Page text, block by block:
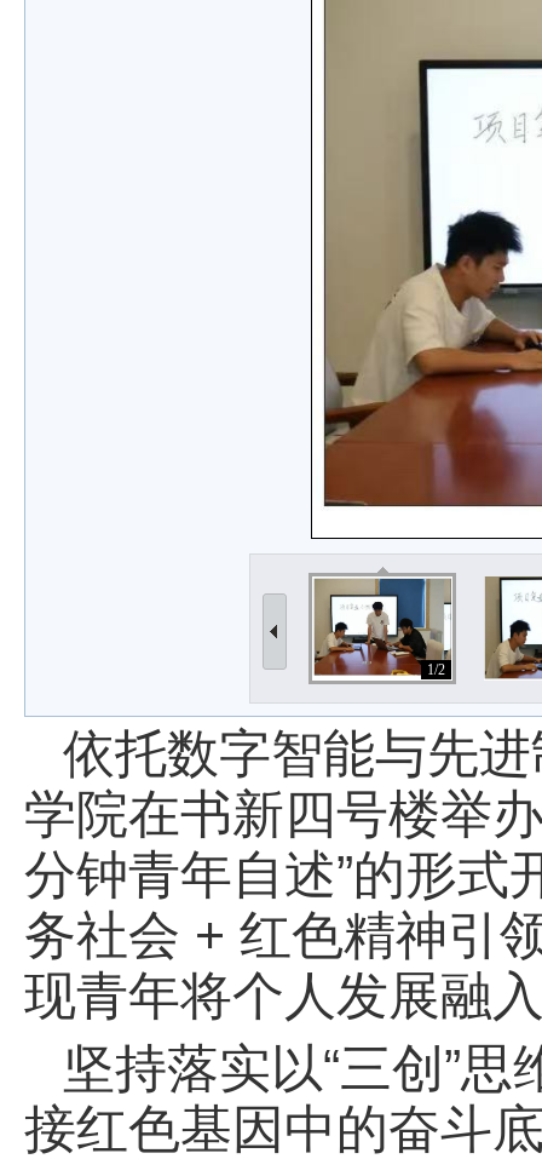
1/2
依托数字智能与先
学院在书新四号楼举
分钟青年自述”的形式
务社会 + 红色精神引
现青年将个人发展融
坚持落实以“三创”
接红色基因中的奋斗